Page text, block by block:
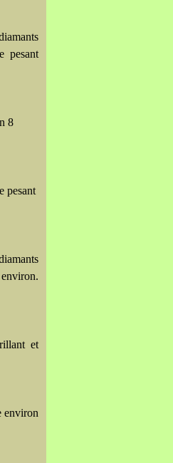
pesant
8
pesant
et
environ